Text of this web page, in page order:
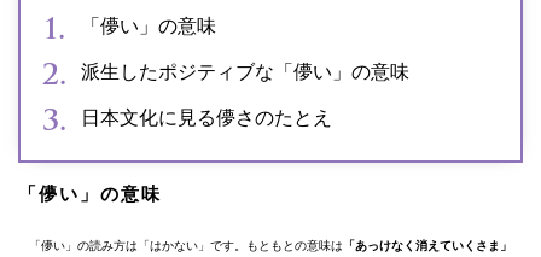
「儚い」の意味
派生したポジティブな「儚い」の意味
日本文化に見る儚さのたとえ
「儚い」の意味
「儚い」の読み方は「はかない」です。もともとの意味は 「あっけなく消えていくさま」